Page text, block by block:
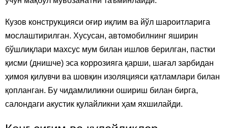
Кузов конструкцияси оғир иқлим ва йўл шароитларига
мослаштирилган. Хусусан, автомобилнинг яширин
бўшлиқлари махсус мум билан ишлов берилган, пастки
қисми (днишче) эса коррозияга қарши, шағал зарбидан
ҳимоя қилувчи ва шовқин изоляцияси қатламлари билан
қопланган. Бу чидамлиликни ошириш билан бирга,
салондаги акустик қулайликни ҳам яхшилайди.